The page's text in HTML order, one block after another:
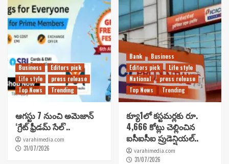
Business
Editors pick
Life style
press release
Top News
Trending
ఆగస్టు 7 నుంచి అమెజాన్
‘గ్రేట్ ఫ్రీడమ్ సేల్’..
varahimedia.com
31/07/2026
Bank
Business
Editors pick
Life style
National
press release
Top News
Trending
క్యూ1లో కస్టమర్లకు రూ.
4,666 కోట్లు చెల్లించిన
ఐసీఐసీఐ ప్రుడెన్షియల్..
varahimedia.com
31/07/2026